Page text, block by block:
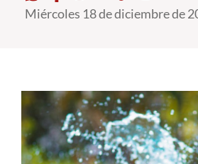
Admisión
Formación Continua
Estudiantes
Miércoles 18 de diciembre de